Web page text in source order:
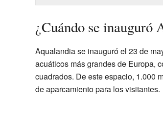
¿Cuándo se inauguró
Aqualandia se inauguró el 23 de
acuáticos más grandes de Europa,
cuadrados. De este espacio, 1.000
de aparcamiento para los visitantes.